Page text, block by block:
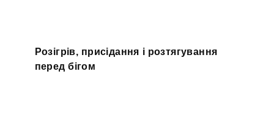
Розігрів, присідання і розтягування
перед бігом